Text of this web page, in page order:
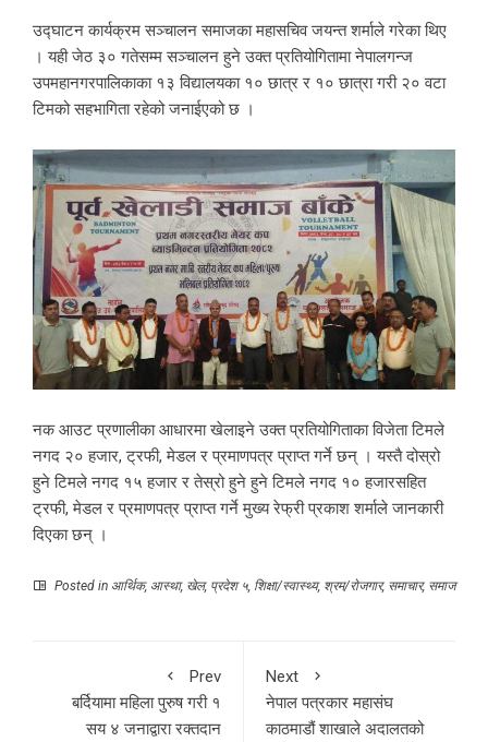
उद्घाटन कार्यक्रम सञ्चालन समाजका महासचिव जयन्त शर्माले गरेका थिए
। यही जेठ ३० गतेसम्म सञ्चालन हुने उक्त प्रतियोगितामा नेपालगन्ज
उपमहानगरपालिकाका १३ विद्यालयका १० छात्र र १० छात्रा गरी २० वटा
टिमको सहभागिता रहेको जनाईएको छ ।
नक आउट प्रणालीका आधारमा खेलाइने उक्त प्रतियोगिताका विजेता टिमले
नगद २० हजार, ट्रफी, मेडल र प्रमाणपत्र प्राप्त गर्ने छन् । यस्तै दोस्रो
हुने टिमले नगद १५ हजार र तेस्रो हुने हुने टिमले नगद १० हजारसहित
ट्रफी, मेडल र प्रमाणपत्र प्राप्त गर्ने मुख्य रेफ्री प्रकाश शर्माले जानकारी
दिएका छन् ।
Posted in आर्थिक, आस्था, खेल, प्रदेश ५ शिक्षा/स्वास्थ्य, श्रम/रोजगार, समाचार, समाज
Prev
बर्दियामा महिला पुरुष गरी १
सय ४ जनाद्वारा रक्तदान
Next
नेपाल पत्रकार महासंघ
काठमाडौं शाखाले अदालतको